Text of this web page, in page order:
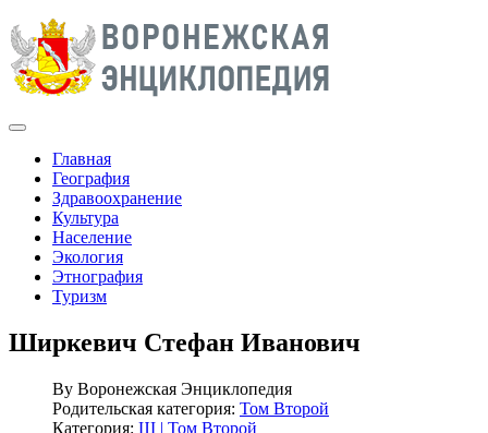
Главная
География
Здравоохранение
Культура
Население
Экология
Этнография
Туризм
Ширкевич Стефан Иванович
By Воронежская Энциклопедия
Родительская категория: Том Второй
Категория: Ш | Том Второй